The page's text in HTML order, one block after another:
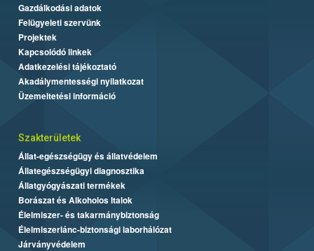
Gazdálkodási adatok
Felügyeleti szervünk
Projektek
Kapcsolódó linkek
Adatkezelési tájékoztató
Akadálymentességi nyilatkozat
Üzemeltetési információ
Szakterületek
Állat-egészségügy és állatvédelem
Állategészségügyi diagnosztika
Állatgyógyászati termékek
Borászat és Alkoholos Italok
Élelmiszer- és takarmánybiztonság
Élelmiszerlánc-biztonsági laborhálózat
Járványvédelem